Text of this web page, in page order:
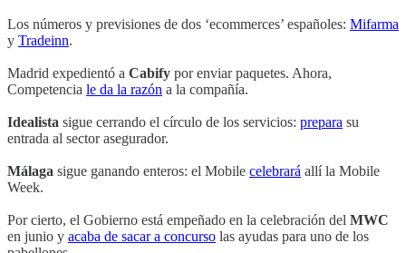
Los números y previsiones de dos ‘ecommerces’ españoles: Mifarma
y Tradeinn.
Madrid expedientó a Cabify por enviar paquetes. Ahora,
Competencia le da la razón a la compañía.
Idealista sigue cerrando el círculo de los servicios: prepara su
entrada al sector asegurador.
Málaga sigue ganando enteros: el Mobile celebrará allí la Mobile
Week.
Por cierto, el Gobierno está empeñado en la celebración del MWC
en junio y acaba de sacar a concurso las ayudas para uno de los